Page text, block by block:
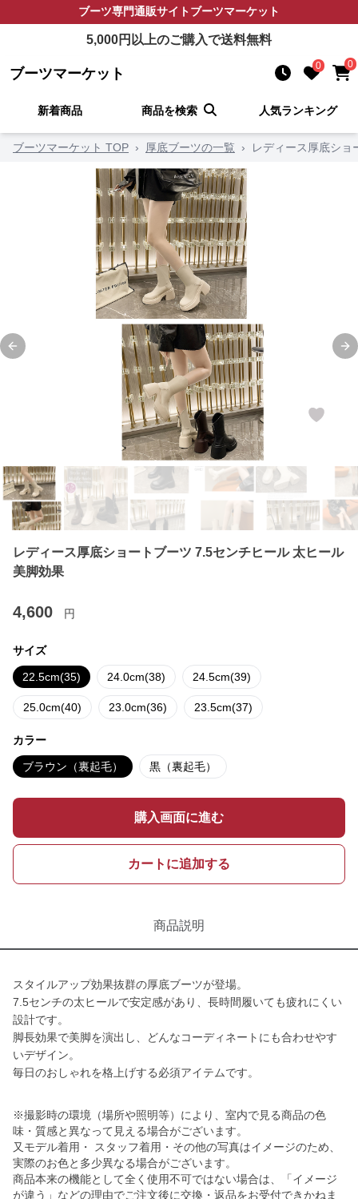
ブーツ専門通販サイトブーツマーケット
5,000円以上のご購入で送料無料
ブーツマーケット 0 0
新着商品 商品を検索 人気ランキング
ブーツマーケット TOP › 厚底ブーツの一覧 › レディース厚底シ
Previous slide
レディース厚底ショートブーツ 7.5センチヒール 太ヒール
美脚効果
4,600 円
サイズ
22.5cm(35) 24.0cm(38) 24.5cm(39)
25.0cm(40) 23.0cm(36) 23.5cm(37)
カラー
ブラウン（裏起毛） 黒（裏起毛）
購入画面に進む
カートに追加する
商品説明
スタイルアップ効果抜群の厚底ブーツが登場。
7.5センチの太ヒールで安定感があり、長時間履いても疲れにくい
設計です。
脚長効果で美脚を演出し、どんなコーディネートにも合わせやす
いデザイン。
毎日のおしゃれを格上げする必須アイテムです。
※撮影時の環境（場所や照明等）により、室内で見る商品の色
味・質感と異なって見える場合がございます。
又モデル着用・ スタッフ着用・その他の写真はイメージのため、
実際のお色と多少異なる場合がございます。
商品本来の機能として全く使用不可ではない場合は、「イメージ
が違う」などの理由でご注文後に交換・返品をお受付できかねま